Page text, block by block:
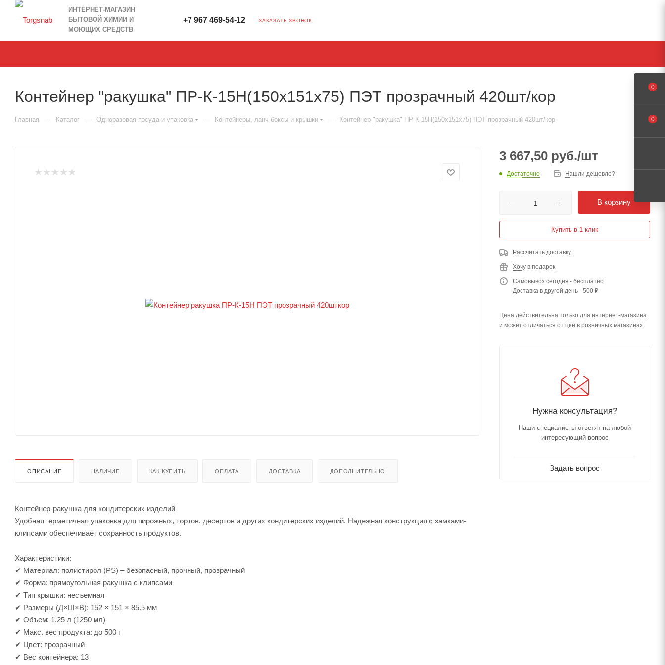
ИНТЕРНЕТ-МАГАЗИН
БЫТОВОЙ ХИМИИ И
МОЮЩИХ СРЕДСТВ
+7 967 469-54-12 ЗАКАЗАТЬ ЗВОНОК
Контейнер "ракушка" ПР-К-15Н(150х151х75) ПЭТ прозрачный 420шт/кор
Главная — Каталог — Одноразовая посуда и упаковка — Контейнеры, ланч-боксы и крышки — Контейнер "ракушка" ПР-К-15Н(150х151х75) ПЭТ прозрачный 420шт/кор
ОПИСАНИЕ НАЛИЧИЕ КАК КУПИТЬ ОПЛАТА ДОСТАВКА ДОПОЛНИТЕЛЬНО
Контейнер-ракушка для кондитерских изделий
Удобная герметичная упаковка для пирожных, тортов, десертов и других кондитерских изделий. Надежная конструкция с замками-
клипсами обеспечивает сохранность продуктов.
Характеристики:
✔ Материал: полистирол (PS) – безопасный, прочный, прозрачный
✔ Форма: прямоугольная ракушка с клипсами
✔ Тип крышки: несъемная
✔ Размеры (Д×Ш×В): 152 × 151 × 85.5 мм
✔ Объем: 1.25 л (1250 мл)
✔ Макс. вес продукта: до 500 г
✔ Цвет: прозрачный
✔ Вес контейнера: 13
3 667,50 руб./шт
Достаточно Нашли дешевле?
В корзину
Купить в 1 клик
Рассчитать доставку
Хочу в подарок
Самовывоз сегодня - бесплатно
Доставка в другой день - 500 ₽
Цена действительна только для интернет-магазина
и может отличаться от цен в розничных магазинах
Нужна консультация?
Наши специалисты ответят на любой
интересующий вопрос
Задать вопрос
0
0